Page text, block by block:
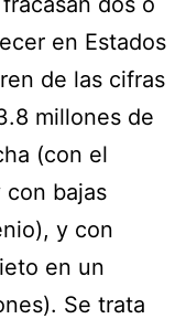
en Estados
de las cifras
millones de
(con el
bajas
y con
en un
Se trata